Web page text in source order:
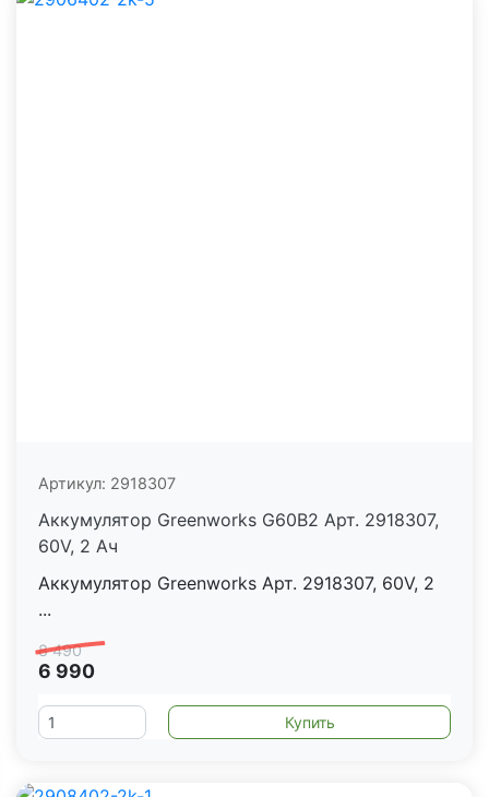
Артикул: 2918307
Аккумулятор Greenworks G60B2 Арт. 2918307,
60V, 2 Ач
Аккумулятор Greenworks Арт. 2918307, 60V, 2
...
8 490
6 990